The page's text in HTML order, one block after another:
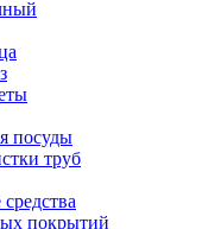
посуды
труб
покрытий